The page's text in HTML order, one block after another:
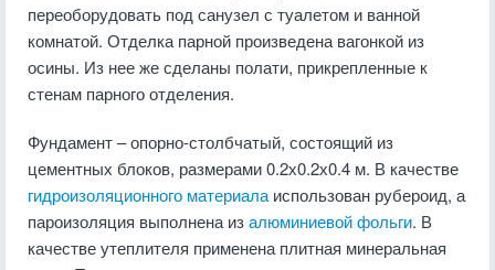
переоборудовать под санузел с туалетом и ванной
комнатой. Отделка парной произведена вагонкой из
осины. Из нее же сделаны полати, прикрепленные к
стенам парного отделения.
Фундамент – опорно-столбчатый, состоящий из
цементных блоков, размерами 0.2х0.2х0.4 м. В качестве
гидроизоляционного материала использован рубероид, а
пароизоляция выполнена изалюминиевой фольги. В
качестве утеплителя применена плитная минеральная